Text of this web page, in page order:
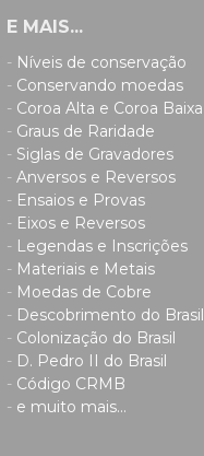
E MAIS...
- Níveis de conservação
- Conservando moedas
- Coroa Alta e Coroa Baixa
- Graus de Raridade
- Siglas de Gravadores
- Anversos e Reversos
- Ensaios e Provas
- Eixos e Reversos
- Legendas e Inscrições
- Materiais e Metais
- Moedas de Cobre
- Descobrimento do Brasil
- Colonização do Brasil
- D. Pedro II do Brasil
- Código CRMB
- e muito mais...